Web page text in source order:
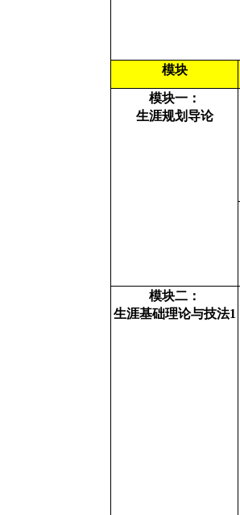
模块
模块一：
生涯规划导论
模块二：
生涯基础理论与技法1